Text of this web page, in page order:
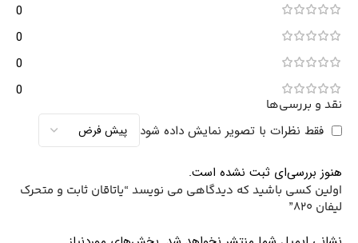
0
0
0
0
نقد و بررسی‌ها
فقط نظرات با تصویر نمایش داده شود
هنوز بررسی‌ای ثبت نشده است.
اولین کسی باشید که دیدگاهی می نویسد “یاتاقان ثابت و متحرک
لیفان 820”